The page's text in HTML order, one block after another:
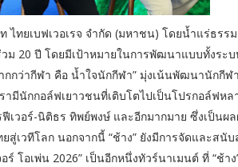
ทยเบฟเวอเรจ จำกัด (มหาชน) โดยน้ำแร่ธรร
20 ปี โดยมีเป้าหมายในการพัฒนาแบบทั้งระ
กว่ากีฬา คือ น้ำใจนักกีฬา” มุ่งเน้นพัฒนานักกี
มีนักกอล์ฟเยาวชนที่เติบโตไปเป็นโปรกอล์ฟห
เวอร์-นิติธร ทิพย์พงษ์ และอีกมากมาย ซึ่งเป็นผ
สู่เวทีโลก นอกจากนี้ “ช้าง” ยังมีการจัดและส
ร์ โอเพ่น 2026” เป็นอีกหนึ่งทัวร์นาเมนต์ ที่ “ช้า